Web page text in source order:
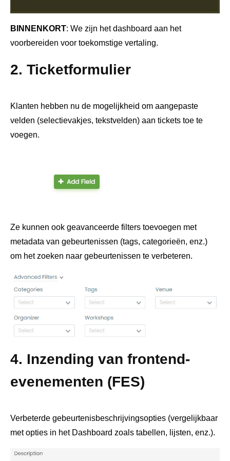
BINNENKORT: We zijn het dashboard aan het
voorbereiden voor toekomstige vertaling.
2. Ticketformulier
Klanten hebben nu de mogelijkheid om aangepaste
velden (selectievakjes, tekstvelden) aan tickets toe te
voegen.
Ze kunnen ook geavanceerde filters toevoegen met
metadata van gebeurtenissen (tags, categorieën, enz.)
om het zoeken naar gebeurtenissen te verbeteren.
4. Inzending van frontend-
evenementen (FES)
Verbeterde gebeurtenisbeschrijvingsopties (vergelijkbaar
met opties in het Dashboard zoals tabellen, lijsten, enz.).